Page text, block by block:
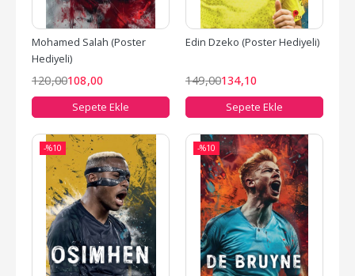
Mohamed Salah (Poster
Hediyeli)
120,00108,00
Sepete Ekle
Edin Dzeko (Poster Hediyeli)
149,00134,10
Sepete Ekle
-%10 -%10